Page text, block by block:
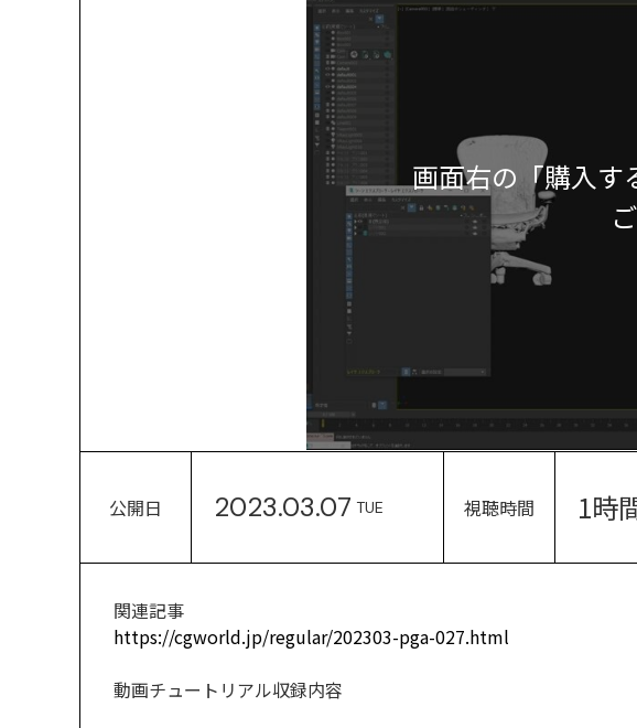
画面右の「購入す
公開日 2023.03.07 TUE 視聴時間 1時
関連記事
https://cgworld.jp/regular/202303-pga-027.html
動画チュートリアル収録内容